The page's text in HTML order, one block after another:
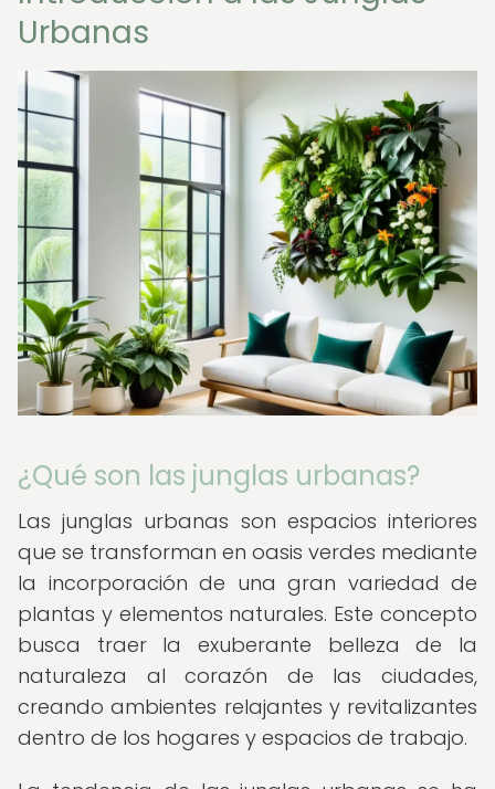
Urbanas
¿Qué son las junglas urbanas?
Las junglas urbanas son espacios interiores
que se transforman en oasis verdes mediante
la incorporación de una gran variedad de
plantas y elementos naturales. Este concepto
busca traer la exuberante belleza de la
naturaleza al corazón de las ciudades,
creando ambientes relajantes y revitalizantes
dentro de los hogares y espacios de trabajo.